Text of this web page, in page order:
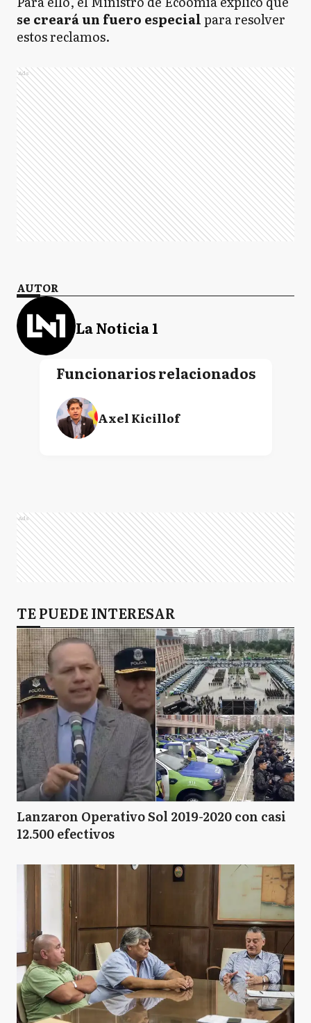
se creará un fuero especialpara resolver
estos reclamos.
Ads
AUTOR
La Noticia 1
Funcionarios relacionados
Axel Kicillof
Ads
TE PUEDE INTERESAR
Lanzaron Operativo Sol 2019-2020 con casi
12.500 efectivos